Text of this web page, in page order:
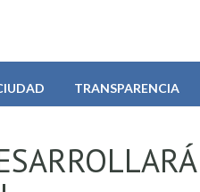
TRANSPARENCIA